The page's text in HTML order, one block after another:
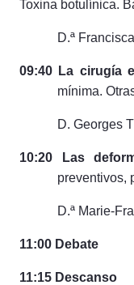
Toxina botulínica.
D.ª
09:40 La cirugía
mínima.
D. Georges
10:20 Las
preventivos,
D.ª Marie-
11:00 Debate
11:15 Descanso